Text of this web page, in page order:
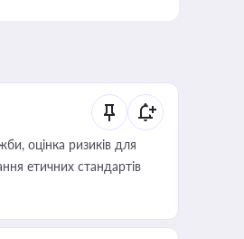
оцінка ризиків для
етичних стандартів